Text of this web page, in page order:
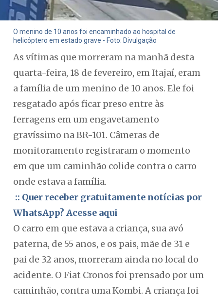
O menino de 10 anos foi encaminhado ao hospital de
helicóptero em estado grave - Foto: Divulgação
As vítimas que morreram na manhã desta
quarta-feira, 18 de fevereiro, em Itajaí, eram
a família de um menino de 10 anos. Ele foi
resgatado após ficar preso entre às
ferragens em um engavetamento
gravíssimo na BR-101. Câmeras de
monitoramento registraram o momento
em que um caminhão colide contra o carro
onde estava a família.
:: Quer receber gratuitamente notícias por
WhatsApp? Acesse aqui
O carro em que estava a criança, sua avó
paterna, de 55 anos, e os pais, mãe de 31 e
pai de 32 anos, morreram ainda no local do
acidente. O Fiat Cronos foi prensado por um
caminhão, contra uma Kombi. A criança foi